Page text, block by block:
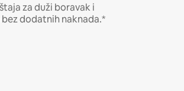
za duži boravak i
dodatnih naknada.*